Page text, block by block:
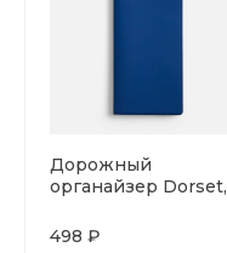
Дорожный
органайзер Dorset,
498 ₽